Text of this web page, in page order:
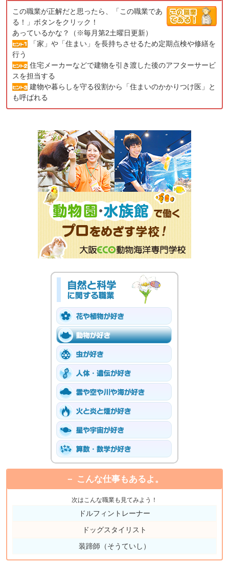
この職業が正解だと思ったら、「この職業であ
る！」ボタンをクリック！
あっているかな？（※毎月第2土曜日更新）
「家」や「住まい」を長持ちさせるため定期点検や修繕を
行う
住宅メーカーなどで建物を引き渡した後のアフターサービ
スを担当する
建物や暮らしを守る役割から「住まいのかかりつけ医」と
も呼ばれる
こんな仕事もあるよ。
次はこんな職業も見てみよう！
ドルフィントレーナー
ドッグスタイリスト
装蹄師（そうていし）